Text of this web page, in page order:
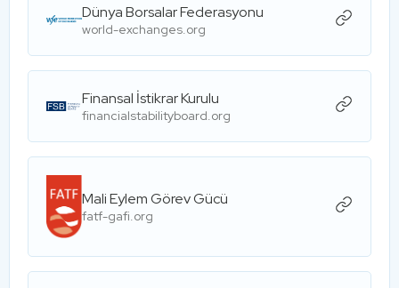
Dünya Borsalar Federasyonu
world-exchanges.org
Finansal İstikrar Kurulu
financialstabilityboard.org
Mali Eylem Görev Gücü
fatf-gafi.org